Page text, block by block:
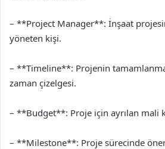
– **Project Manager**: İnşaat
yöneten kişi.
– **Timeline**: Projenin
zaman çizelgesi.
– **Budget**: Proje için ayrılan mali
– **Milestone**: Proje sürecinde